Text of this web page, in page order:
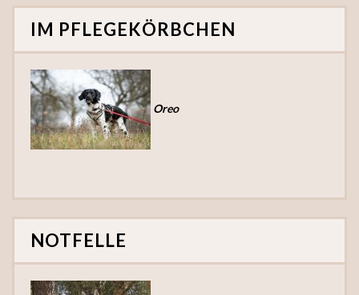
IM PFLEGEKÖRBCHEN
Oreo
NOTFELLE